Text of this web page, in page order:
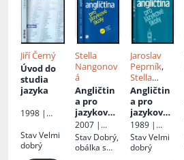
Jiří Černý
Úvod do
studia
jazyka
1998 |
StavVelmi
dobrý
Stella
Nangonov
á
Angličtin
a pro
jazykové
školy I
nové
upravené
2007 |
JUDr.
František
Stav Dobrý,
obálka s
Jaroslav
Peprník,
Stella
Nangonov
á,Eva
Zábojová
Angličtin
a pro
jazykové
školy I.
1989 |
Státní
pedagogick
StavVelmi
dobrý